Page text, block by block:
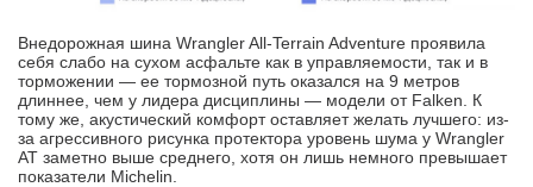
Внедорожная шина Wrangler All-Terrain Adventure проявила
себя слабо на сухом асфальте как в управляемости, так и в
торможении — ее тормозной путь оказался на 9 метров
длиннее, чем у лидера дисциплины — модели от Falken. К
тому же, акустический комфорт оставляет желать лучшего: из-
за агрессивного рисунка протектора уровень шума у Wrangler
AT заметно выше среднего, хотя он лишь немного превышает
показатели Michelin.